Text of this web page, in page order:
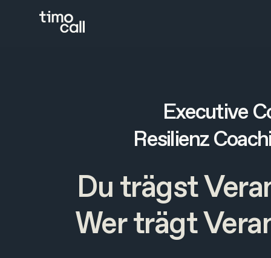
Executive
Resilienz
Du trägst
Wer trägt